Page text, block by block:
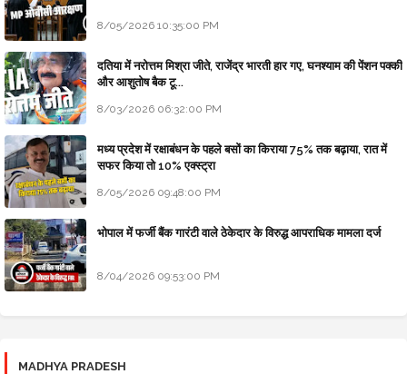
8/05/2026 10:35:00 PM
दतिया में नरोत्तम मिश्रा जीते, राजेंद्र भारती हार गए, घनश्याम की पेंशन पक्की
और आशुतोष बैक टू...
8/03/2026 06:32:00 PM
मध्य प्रदेश में रक्षाबंधन के पहले बसों का किराया 75% तक बढ़ाया, रात में
सफर किया तो 10% एक्स्ट्रा
8/05/2026 09:48:00 PM
भोपाल में फर्जी बैंक गारंटी वाले ठेकेदार के विरुद्ध आपराधिक मामला दर्ज
8/04/2026 09:53:00 PM
MADHYA PRADESH